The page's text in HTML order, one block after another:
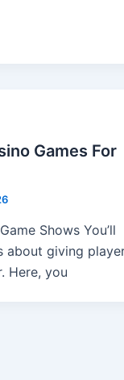
Games For
Shows You’ll
about giving
Here, you